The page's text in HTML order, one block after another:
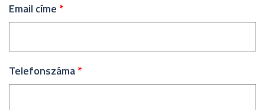
Email címe *
Telefonszáma*